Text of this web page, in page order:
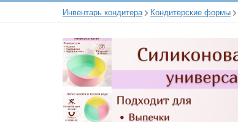
Инвентарь кондитера Кондитерские формы